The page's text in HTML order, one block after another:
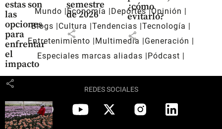
estas son
las
opciones
para
enfrentar
el
impacto
share
semestre
de 2026
share
¿cómo
evitarlo?
share
Mundo Economía Deportes Opinión
Blogs
Cultura Tendencias Tecnología
Entretenimiento
Multimedia
Generación
Especiales marcas aliadas
Pódcast
REDES SOCIALES